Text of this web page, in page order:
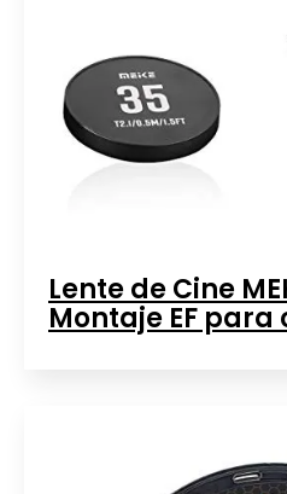
Lente de Cine
Montaje EF